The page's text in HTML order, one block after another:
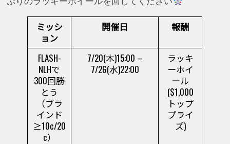
ミッシ
ョン
開催日 報酬
FLASH-
NLHで
300回勝
とう
（ブラ
インド
≥10c/20
c）
7/20(木)15:00 –
7/26(水)22:00
ラッキ
ーホイ
ール
($1,000
トップ
プライ
ズ)